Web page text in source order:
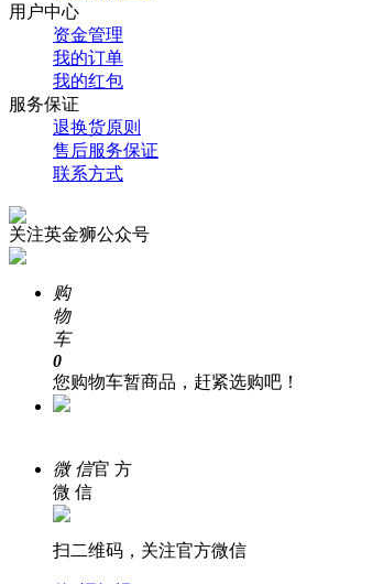
用户中心
资金管理
我的订单
我的红包
服务保证
退换货原则
售后服务保证
联系方式
关注英金狮公众号
购
物
车
0
您购物车暂商品，赶紧选购吧！
微 信官 方
微 信
扫二维码，关注官方微信